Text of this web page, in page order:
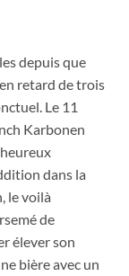
depuis que
retard de trois
Le 11
Karbonen
dans la
le voilà
de
élever son
bière avec un